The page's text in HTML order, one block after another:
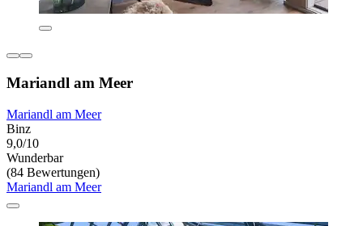
Mariandl am Meer
Mariandl am Meer
Binz
9,0/10
Wunderbar
(84 Bewertungen)
Mariandl am Meer